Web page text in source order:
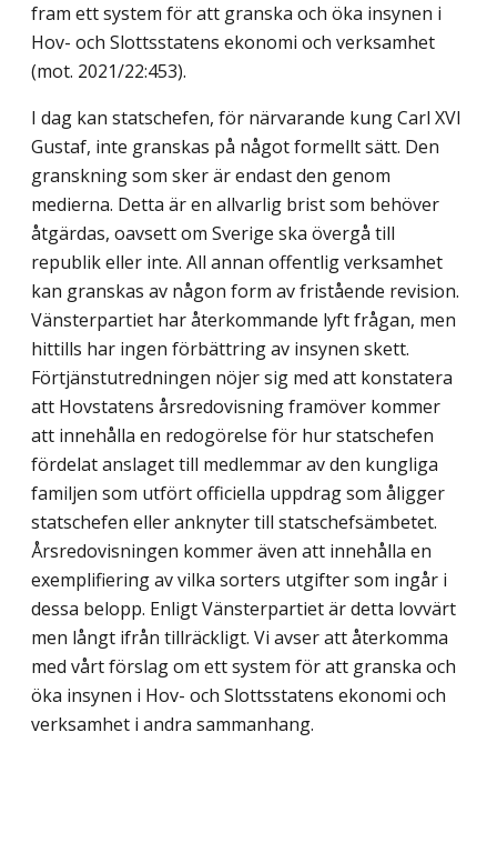
fram ett system för att granska och öka insynen i
Hov- och Slottsstatens ekonomi och verksamhet
(mot. 2021/22:453).
I dag kan statschefen, för närvarande kung Carl XVI
Gustaf, inte granskas på något formellt sätt. Den
granskning som sker är endast den genom
medierna. Detta är en allvarlig brist som behöver
åtgärdas, oavsett om Sverige ska övergå till
republik eller inte. All annan offentlig verksamhet
kan granskas av någon form av fristående revision.
Vänsterpartiet har återkommande lyft frågan, men
hittills har ingen förbättring av in­synen skett.
Förtjänstutredningen nöjer sig med att konstatera
att Hovstatens årsredo­visning framöver kommer
att innehålla en redogörelse för hur statschefen
fördelat anslaget till medlemmar av den kungliga
familjen som utfört officiella uppdrag som åligger
statschefen eller anknyter till statschefsämbetet.
Årsredovisningen kommer även att innehålla en
exemplifiering av vilka sorters utgifter som ingår i
dessa belopp. Enligt Vänsterpartiet är detta lovvärt
men långt ifrån tillräckligt. Vi avser att återkomma
med vårt förslag om ett system för att granska och
öka insynen i Hov- och Slottsstatens ekonomi och
verksamhet i andra sammanhang.